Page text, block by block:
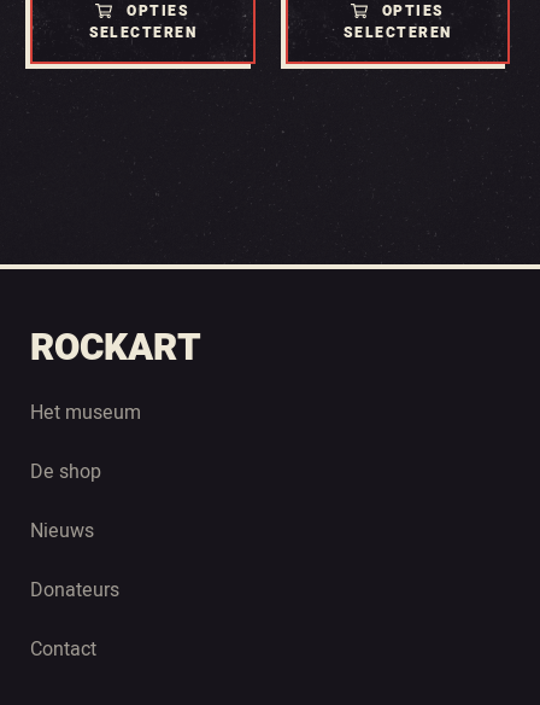
OPTIES
SELECTEREN
OPTIES
SELECTEREN
ROCKART
Het museum
De shop
Nieuws
Donateurs
Contact